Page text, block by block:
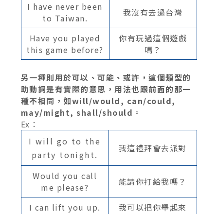
I have never been
to Taiwan.
我沒有去過台灣
Have you played
this game before?
你有玩過這個遊戲
嗎？
另一種則用於可以、可能、或許，這個類型的
助動詞是有實際的意思，用法也跟前面的那一
種不相同，如will/would, can/could,
may/might, shall/should 。
Ex：
I will go to the
party tonight.
我這禮拜會去派對
Would you call
me please?
能請你打給我嗎？
I can lift you up.
我可以把你舉起來